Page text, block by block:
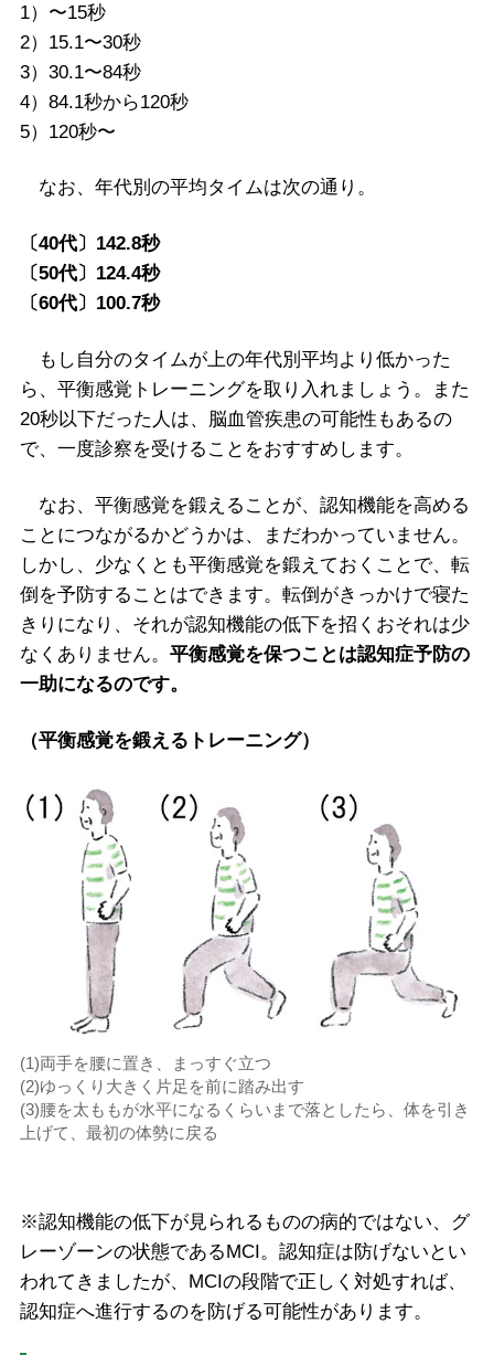
1）〜15秒
2）15.1〜30秒
3）30.1〜84秒
4）84.1秒から120秒
5）120秒〜
なお、年代別の平均タイムは次の通り。
〔40代〕142.8秒
〔50代〕124.4秒
〔60代〕100.7秒
もし自分のタイムが上の年代別平均より低かった
ら、平衡感覚トレーニングを取り入れましょう。また
20秒以下だった人は、脳血管疾患の可能性もあるの
で、一度診察を受けることをおすすめします。
なお、平衡感覚を鍛えることが、認知機能を高める
ことにつながるかどうかは、まだわかっていません。
しかし、少なくとも平衡感覚を鍛えておくことで、転
倒を予防することはできます。転倒がきっかけで寝た
きりになり、それが認知機能の低下を招くおそれは少
なくありません。 平衡感覚を保つことは認知症予防の
一助になるのです。
（平衡感覚を鍛えるトレーニング）
(1)両手を腰に置き、まっすぐ立つ
(2)ゆっくり大きく片足を前に踏み出す
(3)腰を太ももが水平になるくらいまで落としたら、体を引き
上げて、最初の体勢に戻る
※認知機能の低下が見られるものの病的ではない、グ
レーゾーンの状態であるMCI。認知症は防げないとい
われてきましたが、MCIの段階で正しく対処すれば、
認知症へ進行するのを防げる可能性があります。